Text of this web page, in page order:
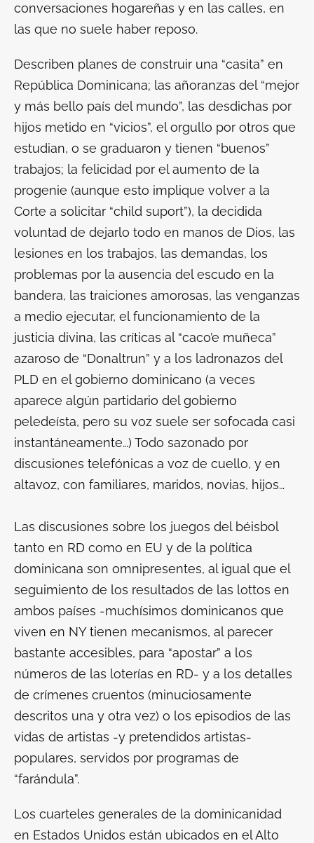
conversaciones hogareñas y en las calles, en
las que no suele haber reposo.
Describen planes de construir una “casita” en
República Dominicana; las añoranzas del “mejor
y más bello país del mundo”, las desdichas por
hijos metido en “vicios”, el orgullo por otros que
estudian, o se graduaron y tienen “buenos”
trabajos; la felicidad por el aumento de la
progenie (aunque esto implique volver a la
Corte a solicitar “child suport”), la decidida
voluntad de dejarlo todo en manos de Dios, las
lesiones en los trabajos, las demandas, los
problemas por la ausencia del escudo en la
bandera, las traiciones amorosas, las venganzas
a medio ejecutar, el funcionamiento de la
justicia divina, las críticas al “caco’e muñeca”
azaroso de “Donaltrun” y a los ladronazos del
PLD en el gobierno dominicano (a veces
aparece algún partidario del gobierno
peledeísta, pero su voz suele ser sofocada casi
instantáneamente…) Todo sazonado por
discusiones telefónicas a voz de cuello, y en
altavoz, con familiares, maridos, novias, hijos…
Las discusiones sobre los juegos del béisbol
tanto en RD como en EU y de la política
dominicana son omnipresentes, al igual que el
seguimiento de los resultados de las lottos en
ambos países -muchísimos dominicanos que
viven en NY tienen mecanismos, al parecer
bastante accesibles, para “apostar” a los
números de las loterías en RD- y a los detalles
de crímenes cruentos (minuciosamente
descritos una y otra vez) o los episodios de las
vidas de artistas -y pretendidos artistas-
populares, servidos por programas de
“farándula”.
Los cuarteles generales de la dominicanidad
en Estados Unidos están ubicados en el Alto